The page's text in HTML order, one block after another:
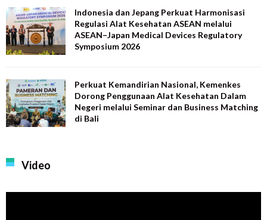
Indonesia dan Jepang Perkuat Harmonisasi
Regulasi Alat Kesehatan ASEAN melalui
ASEAN–Japan Medical Devices Regulatory
Symposium 2026
Perkuat Kemandirian Nasional, Kemenkes
Dorong Penggunaan Alat Kesehatan Dalam
Negeri melalui Seminar dan Business Matching
di Bali
Video